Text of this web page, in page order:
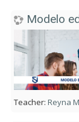
Modelo
Teacher:Reyna